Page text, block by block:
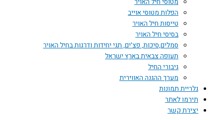
מטוסי חיל האויר
הפלות מטוסי אוייב
טייסות חיל האויר
בסיסי חיל האויר
סמלים,סיכות, פצ'ים, תגי יחידות ודרגות בחיל האויר
תעופה צבאית בארץ ישראל
גיבורי החיל
מערך ההגנה האווירית
גלריית תמונות
תירמו לאתר
יצירת קשר